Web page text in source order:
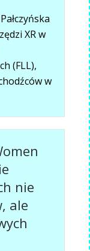
XR w
(FLL),
w
nie
ale